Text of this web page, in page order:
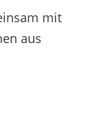
mit
aus